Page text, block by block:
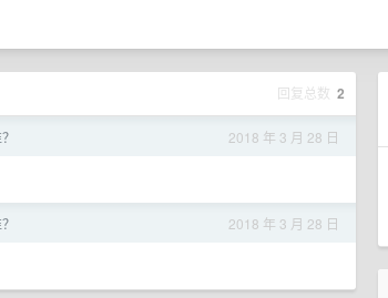
回复总数 2
2018 年 3 月 28 日
2018 年 3 月 28 日